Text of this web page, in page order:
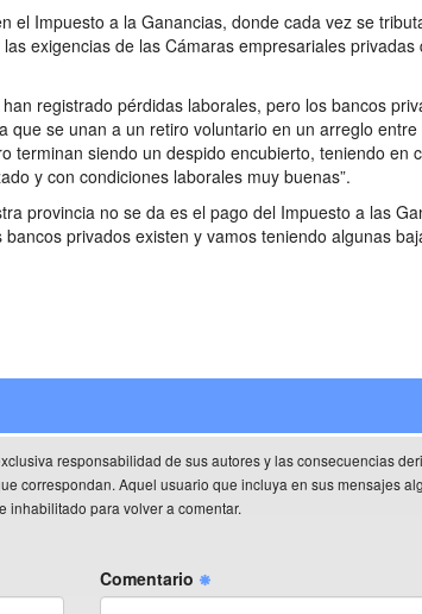
el Impuesto a la Ganancias, donde cada vez se
exigencias de las Cámaras empresariales privadas
registrado pérdidas laborales, pero los bancos
que se unan a un retiro voluntario en un arreglo entre
terminan siendo un despido encubierto, teniendo en
y con condiciones laborales muy buenas”.
provincia no se da es el pago del Impuesto a las
privados existen y vamos teniendo algunas
responsabilidad de sus autores y las consecuencias
correspondan. Aquel usuario que incluya en sus mensajes
inhabilitado para volver a comentar.
Comentario